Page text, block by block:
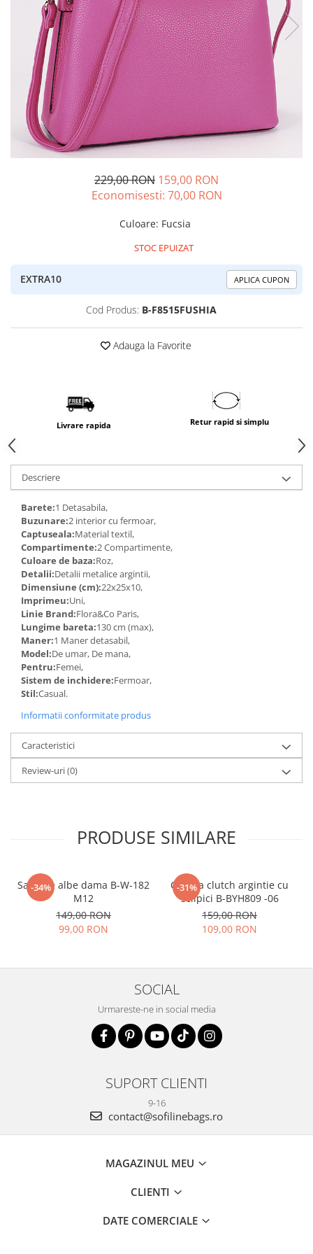
229,00 RON 159,00 RON
Economisesti: 70,00 RON
Culoare: Fucsia
STOC EPUIZAT
EXTRA10 APLICA CUPON
Cod Produs: B-F8515FUSHIA
Adauga la Favorite
Livrare rapida Retur rapid si simplu
Descriere
Barete:1 Detasabila,
Buzunare:2 interior cu fermoar,
Captuseala:Material textil,
Compartimente:2 Compartimente,
Culoare de baza:Roz,
Detalii:Detalii metalice argintii,
Dimensiune (cm):22x25x10,
Imprimeu:Uni,
Linie Brand:Flora&Co Paris,
Lungime bareta:130 cm (max),
Maner:1 Maner detasabil,
Model:De umar, De mana,
Pentru:Femei,
Sistem de inchidere:Fermoar,
Stil:Casual.
Informatii conformitate produs
Caracteristici
Review-uri(0)
PRODUSE SIMILARE
-34%
Sandale albe dama B-W-182
M12
149,00 RON
99,00 RON
-31%
Geanta clutch argintie cu
sclipici B-BYH809 -06
159,00 RON
109,00 RON
SOCIAL
Urmareste-ne in social media
SUPORT CLIENTI
9-16
contact@sofilinebags.ro
MAGAZINUL MEU
CLIENTI
DATE COMERCIALE